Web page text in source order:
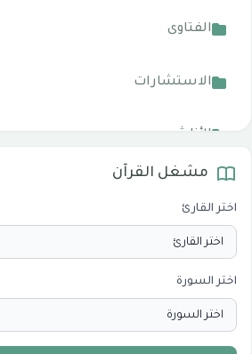
الفتاوى
الاستشارات
الأناشيد
الدروس والخطب
الأقسام التقنية للكمبيوتر والنترنت
مشغل القرآن
اختر القارئ
اختر السورة